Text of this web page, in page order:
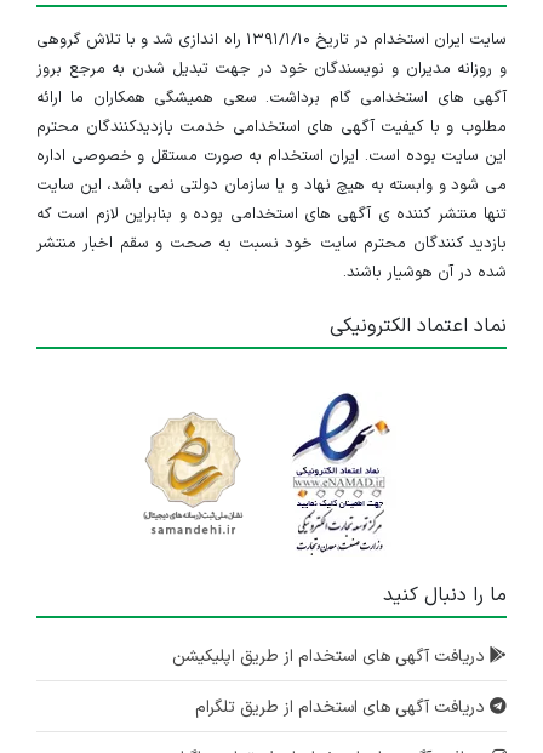
سایت ایران استخدام در تاریخ ۱۳۹۱/۱/۱۰ راه اندازی شد و با تلاش گروهی
و روزانه مدیران و نویسندگان خود در جهت تبدیل شدن به مرجع بروز
آگهی های استخدامی گام برداشت. سعی همیشگی همکاران ما ارائه
مطلوب و با کیفیت آگهی های استخدامی خدمت بازدیدکنندگان محترم
این سایت بوده است. ایران استخدام به صورت مستقل و خصوصی اداره
می شود و وابسته به هیچ نهاد و یا سازمان دولتی نمی باشد، این سایت
تنها منتشر کننده ی آگهی های استخدامی بوده و بنابراین لازم است که
بازدید کنندگان محترم سایت خود نسبت به صحت و سقم اخبار منتشر
شده در آن هوشیار باشند.
نماد اعتماد الکترونیکی
ما را دنبال کنید
دریافت آگهی های استخدام از طریق اپلیکیشن
دریافت آگهی های استخدام از طریق تلگرام